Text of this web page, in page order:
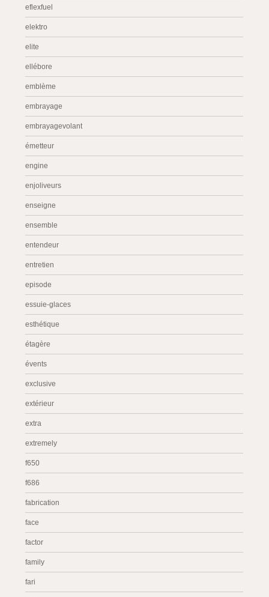
eflexfuel
elektro
elite
ellébore
emblème
embrayage
embrayagevolant
émetteur
engine
enjoliveurs
enseigne
ensemble
entendeur
entretien
episode
essuie-glaces
esthétique
étagère
évents
exclusive
extérieur
extra
extremely
f650
f686
fabrication
face
factor
family
fari